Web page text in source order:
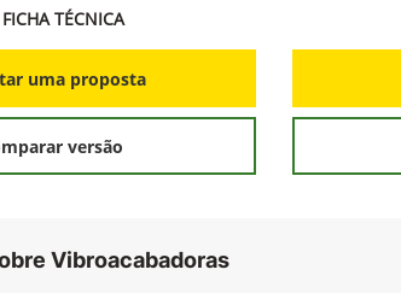
FICHA TÉCNICA
uma proposta
versão
Vibroacabadoras